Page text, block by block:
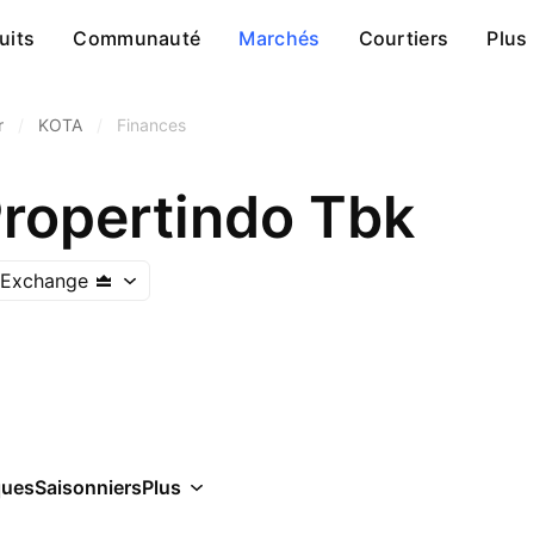
Communauté Marchés Courtiers Plus
KOTA Finances
Tbk
SaisonniersPlus